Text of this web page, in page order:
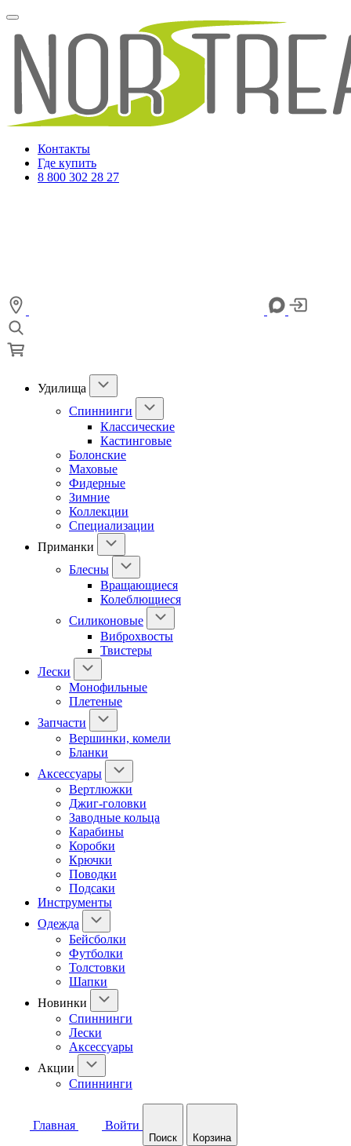
Контакты
Где купить
8 800 302 28 27
Удилища
Спиннинги
Классические
Кастинговые
Болонские
Маховые
Фидерные
Зимние
Коллекции
Специализации
Приманки
Блесны
Вращающиеся
Колеблющиеся
Силиконовые
Виброхвосты
Твистеры
Лески
Монофильные
Плетеные
Запчасти
Вершинки, комели
Бланки
Аксессуары
Вертлюжки
Джиг-головки
Заводные кольца
Карабины
Коробки
Крючки
Поводки
Подсаки
Инструменты
Одежда
Бейсболки
Футболки
Толстовки
Шапки
Новинки
Спиннинги
Лески
Аксессуары
Акции
Спиннинги
Главная Войти
Поиск Корзина